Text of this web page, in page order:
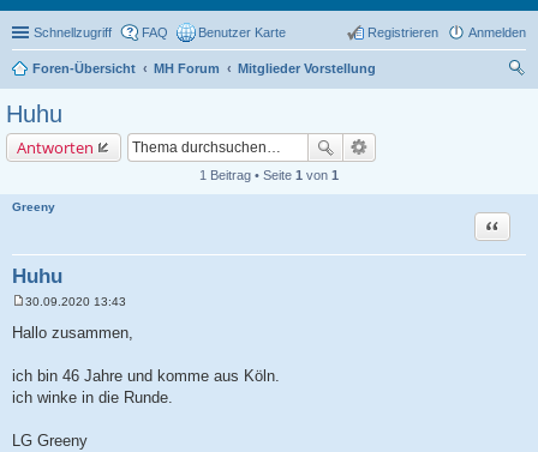
Schnellzugriff FAQ Benutzer Karte Anmelden
Registrieren
Foren-Übersicht MH Forum
Mitglieder Vorstellung
Huhu
Antworten
1 Beitrag • Seite 1 von 1
Greeny
Huhu
Zitat
e
i
r
a
g
30.09.2020 13:43
Hallo zusammen,
ich bin 46 Jahre und komme aus Köln.
ich winke in die Runde.
LG Greeny